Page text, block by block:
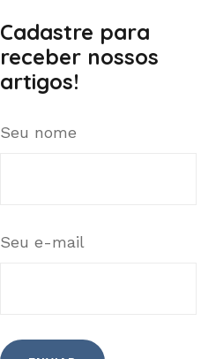
Cadastre para
receber nossos
artigos!
Seu nome
Seu e-mail